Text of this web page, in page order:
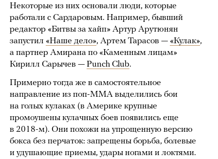
Некоторые из них основали люди, которые
работали с Сардаровым. Например, бывший
редактор «Битвы за хайп» Артур Арутюнян
запустил «Наше дело», Артем Тарасов — «Кулак»,
а партнер Амирана по «Каменным лицам»
Кирилл Сарычев — Punch Club.
Примерно тогда же в самостоятельное
направление из поп-ММА выделились бои
на голых кулаках (в Америке крупные
промоушены кулачных боев появились еще
в 2018-м). Они похожи на упрощенную версию
бокса без перчаток: запрещены борьба, болевые
и удушающие приемы, удары ногами и локтями.